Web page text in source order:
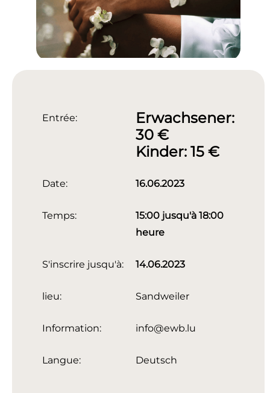
Entrée:
Erwachsener:
30 €
Kinder: 15 €
Date: 16.06.2023
Temps:
15:00 jusqu'à 18:00
heure
S'inscrire jusqu'à: 14.06.2023
lieu: Sandweiler
Information: info@ewb.lu
Langue: Deutsch